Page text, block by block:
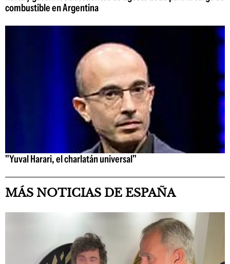
combustible en Argentina
"Yuval Harari, el charlatán universal"
MÁS NOTICIAS DE ESPAÑA